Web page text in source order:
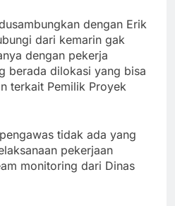
dengan Erik
dari kemarin gak
dengan pekerja
berada dilokasi yang bisa
terkait Pemilik Proyek
tidak ada yang
pekerjaan
monitoring dari Dinas